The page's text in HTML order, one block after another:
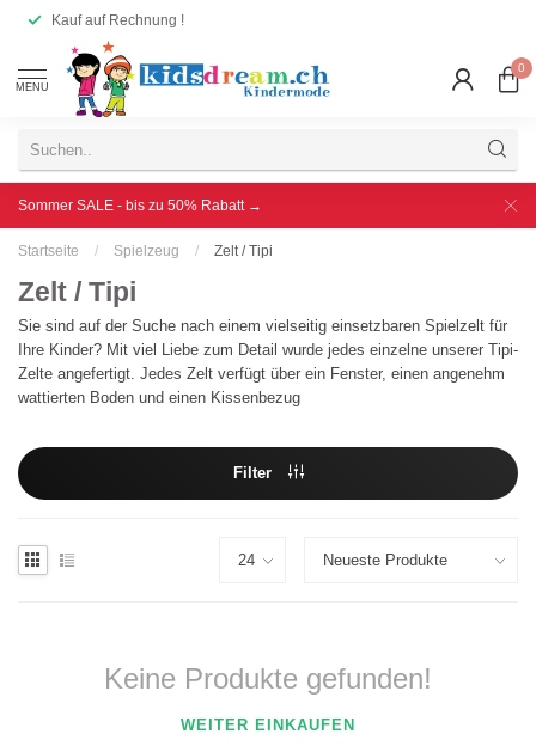
Kauf auf Rechnung !
MENU
0
Sommer SALE - bis zu 50% Rabatt →
Startseite / Spielzeug / Zelt / Tipi
Zelt / Tipi
Sie sind auf der Suche nach einem vielseitig einsetzbaren Spielzelt für
Ihre Kinder? Mit viel Liebe zum Detail wurde jedes einzelne unserer Tipi-
Zelte angefertigt. Jedes Zelt verfügt über ein Fenster, einen angenehm
wattierten Boden und einen Kissenbezug
Filter
Keine Produkte gefunden!
WEITER EINKAUFEN